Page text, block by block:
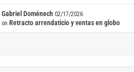
Gabriel Doménech 02/17/2026
on Retracto arrendaticio y ventas en globo